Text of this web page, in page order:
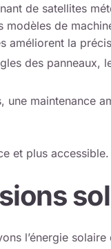
de satellites
de
améliorent la
des panneaux,
une maintenance
et plus accessible.
l’énergie solaire